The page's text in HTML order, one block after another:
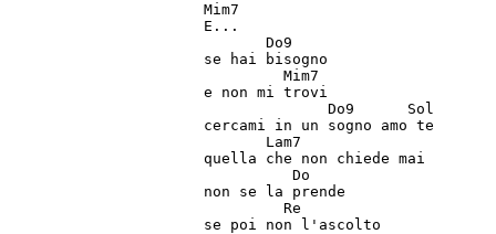
Mim7
E...
       Do9
se hai bisogno
         Mim7
e non mi trovi
              Do9      Sol
cercami in un sogno amo te
       Lam7
quella che non chiede mai
          Do
non se la prende
         Re
se poi non l'ascolto